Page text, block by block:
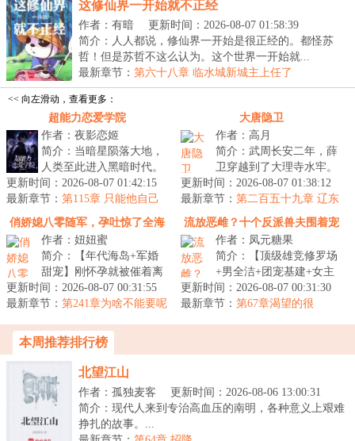
这修仙界一开始就不正经
作者：有暗
更新时间：2026-08-07 01:58:39
简介：人人都说，修仙界一开始是很正经的。都怪苏
哲！但是苏哲不这么认为。这个世界一开始就...
最新章节： 第六十八章 临水城新城主上任了
<< 向左滑动，查看更多：
超能力恋爱学院
作者：夜影恋姬
简介：当暗星陨落大地，
人类至此进入黑暗时代。
其中一些强大的超凡者驱
逐黑暗，建立城邦，竖...
更新时间：2026-08-07 01:42:15
最新章节： 第115章 只能他自己
去背负渣男的骂名
大唐隐卫
作者：高月
简介：武周长安二年，薛
卫穿越到了大理寺水牢。
出狱后，他给自己戴上了
三个面具。第一个面具...
更新时间：2026-08-07 01:38:12
最新章节： 第二百五十九章 辽东
局势
俏娇媳八零随军，孕吐惊了全海
岛
作者：妞妞蜜
简介：【年代海岛+军婚
甜宠】刚怀孕就被催着离
婚，陈小聪挺着孕肚赴海
岛找丈夫要个说法。所...
更新时间：2026-08-07 00:31:55
最新章节： 第241章为啥不能要呢
流放恶雌？十个反派兽夫围着宠
作者：凤元糖果
简介：【顶级雄竞修罗场
+男全洁+团宠基建+女主
成长型全能】沈清霜穿进
一本兽世文中，成了女...
更新时间：2026-08-07 00:31:30
最新章节： 第67章渴望的很
本周推荐排行榜
北望江山
作者：孤独麦客
更新时间：2026-08-06 13:00:31
简介：现代人来到专治高血压的南明，各种意义上艰难
挣扎的故事。...